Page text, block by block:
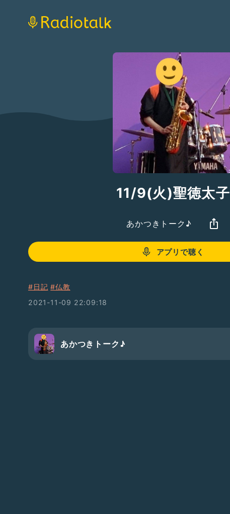
11/9(火)聖徳太子
あかつきトーク♪
アプリで聴く
#日記 #仏教
2021-11-09 22:09:18
あかつきトーク♪